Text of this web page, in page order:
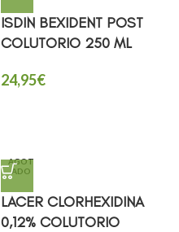
ISDIN BEXIDENT POST
COLUTORIO 250 ML
24,95€
AGOT
ADO
LACER CLORHEXIDINA
0,12% COLUTORIO